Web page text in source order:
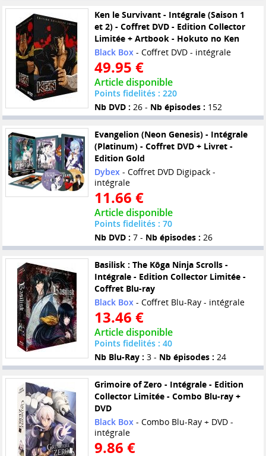
Ken le Survivant - Intégrale (Saison 1
et 2) - Coffret DVD - Edition Collector
Limitée + Artbook - Hokuto no Ken
Black Box- Coffret DVD - intégrale
49.95 €
Article disponible
Points fidelités : 220
Nb DVD : 26 - Nb épisodes : 152
Evangelion (Neon Genesis) - Intégrale
(Platinum) - Coffret DVD + Livret -
Edition Gold
Dybex- Coffret DVD Digipack -
intégrale
11.66 €
Article disponible
Points fidelités : 70
Nb DVD : 7 - Nb épisodes : 26
Basilisk : The Kôga Ninja Scrolls -
Intégrale - Edition Collector Limitée -
Coffret Blu-ray
Black Box- Coffret Blu-Ray - intégrale
13.46 €
Article disponible
Points fidelités : 40
Nb Blu-Ray : 3 - Nb épisodes : 24
Grimoire of Zero - Intégrale - Edition
Collector Limitée - Combo Blu-ray +
DVD
Black Box- Combo Blu-Ray + DVD -
intégrale
9.86 €